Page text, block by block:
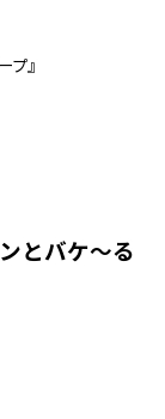
プ』
とバケ～る